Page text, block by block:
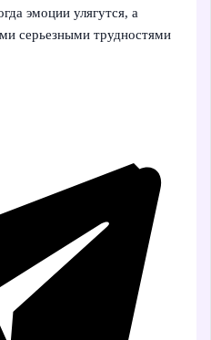
эмоции улягутся, а
серьезными трудностями